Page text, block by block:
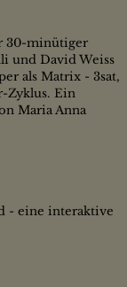
30-minütiger
und David Weiss
als Matrix - 3sat,
Zyklus. Ein
Maria Anna
- eine interaktive